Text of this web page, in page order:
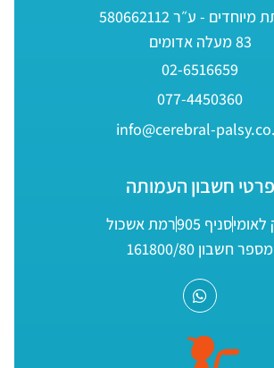
- ע״ר 580662112
83 מעלה אדומים
02-6516659
077-4450360
info@cerebral-
פרטי חשבון העמותה
לאומיסניף 905
רמת אשכול
מספר חשבון 161800/80